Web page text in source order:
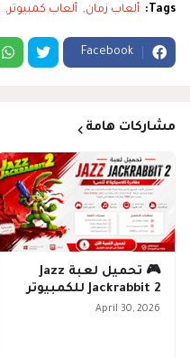
Tags: ألعاب زمان ألعاب كمبيوتر
Facebook
مشاركات هامة
🎮 تحميل لعبة Jazz
Jackrabbit 2 للكمبيوتر
April 30, 2026